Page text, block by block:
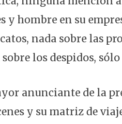
y hombre en su
nada sobre las
los despidos,
anunciante de la
y su matriz de